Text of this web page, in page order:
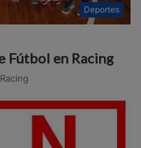
Deportes
Fútbol en Racing